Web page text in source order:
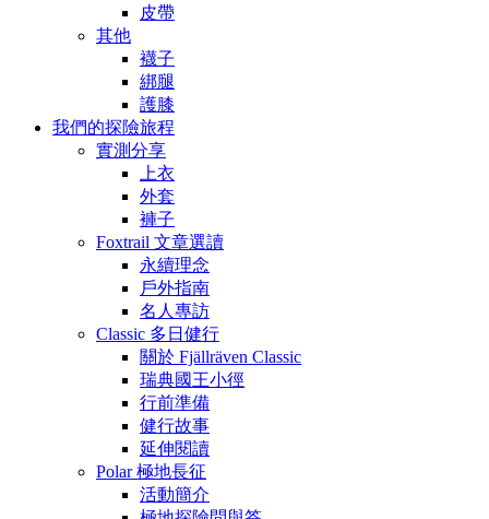
皮帶
其他
襪子
綁腿
護膝
我們的探險旅程
實測分享
上衣
外套
褲子
Foxtrail 文章選讀
永續理念
戶外指南
名人專訪
Classic 多日健行
關於 Fjällräven Classic
瑞典國王小徑
行前準備
健行故事
延伸閱讀
Polar 極地長征
活動簡介